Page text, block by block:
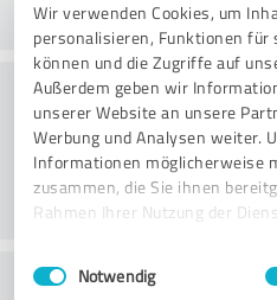
Wir verwenden Cookies, um
personalisieren, Funktionen für
können und die Zugriffe auf
Außerdem geben wir
unserer Website an unsere
Werbung und Analysen weiter.
Informationen möglicherweise
zusammen, die Sie ihnen
Rahmen Ihrer Nutzung der
Impressum
Einwilligungsauswahl
Notwendig